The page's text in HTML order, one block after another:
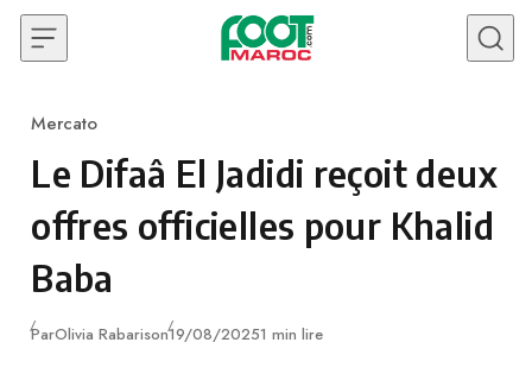
Skip to content
Category
Mercato
Le Difaâ El Jadidi reçoit deux
offres officielles pour Khalid
Baba
ParOlivia RabarisonPublié
19/08/20251 min lire